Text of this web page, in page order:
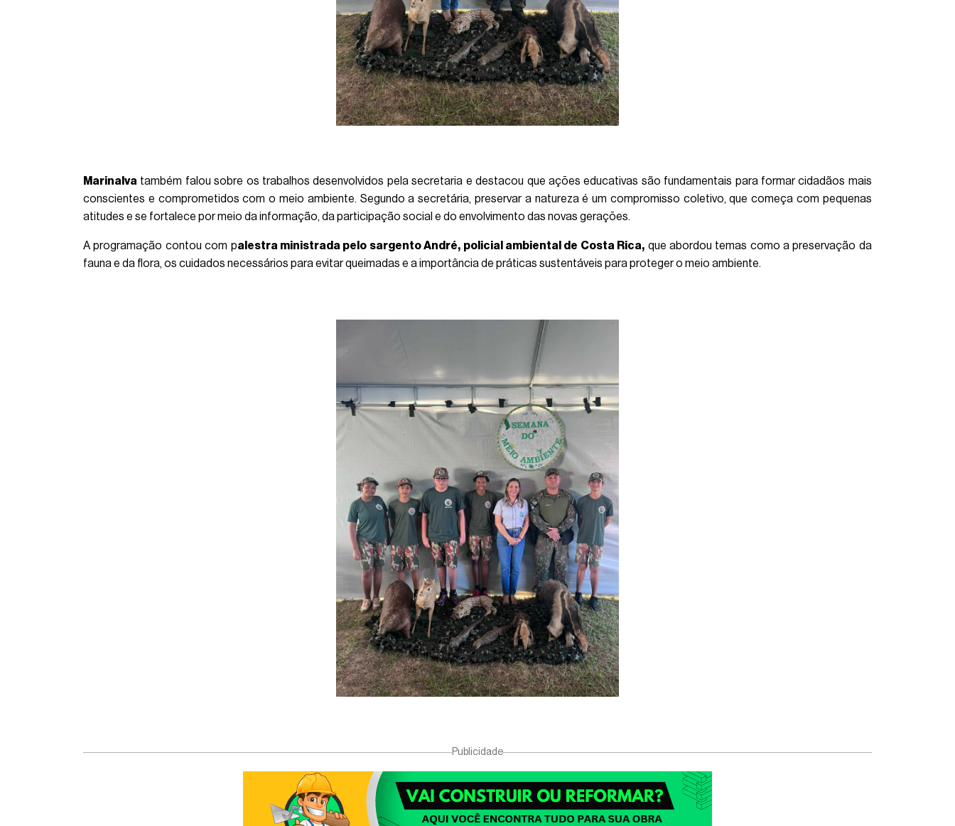
Marinalva também falou sobre os trabalhos desenvolvidos pela secretaria e destacou que ações educativas são fundamentais para formar cidadãos mais
conscientes e comprometidos com o meio ambiente. Segundo a secretária, preservar a natureza é um compromisso coletivo, que começa com pequenas
atitudes e se fortalece por meio da informação, da participação social e do envolvimento das novas gerações.
A programação contou com palestra ministrada pelo sargento André, policial ambiental de Costa Rica, que abordou temas como a preservação da
fauna e da flora, os cuidados necessários para evitar queimadas e a importância de práticas sustentáveis para proteger o meio ambiente.
Publicidade